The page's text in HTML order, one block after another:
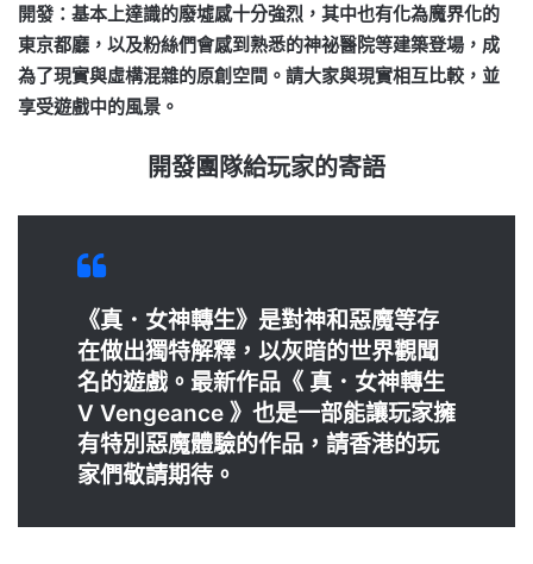
開發：基本上達識的廢墟感十分強烈，其中也有化為魔界化的
東京都廳，以及粉絲們會感到熟悉的神祕醫院等建築登場，成
為了現實與虛構混雜的原創空間。請大家與現實相互比較，並
享受遊戲中的風景。
開發團隊給玩家的寄語
《真．女神轉生》是對神和惡魔等存
在做出獨特解釋，以灰暗的世界觀聞
名的遊戲。 最新作品《 真．女神轉生
Ⅴ Vengeance 》也是一部能讓玩家擁
有特別惡魔體驗的作品，請香港的玩
家們敬請期待。